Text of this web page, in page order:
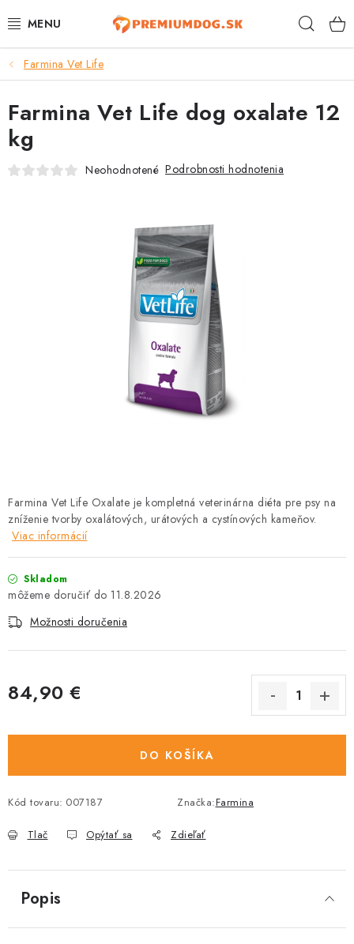
na
TOP 100 PRODUKTOV
NOVINKY
AKCIE
VONKAJŠIE VTÁCTVO
GELOREN KĽBOVÁ VÝŽIVA
CHOVATEĽSKÉ POTREBY
Kontakty Predajňa Útulky Bonusový program
Farmina Vet Life
Farmina Vet Life Oxalate je kompletná veterinárna diéta pre psy na
zníženie tvorby oxalátových, urátových a cystínových kameňov.
Viac informácií
Skladom
11.8.2026
Možnosti doručenia
84,90 €
DO KOŠÍKA
Kód tovaru: 007187 Značka:Farmina
Tlač Opýtať sa Zdieľať
Farmina Vet Life dog oxalate 12
kg
Neohodnotené Podrobnosti hodnotenia
Popis